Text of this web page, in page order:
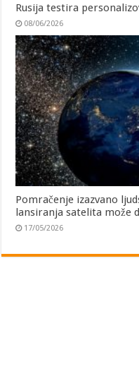
Rusija testira
08/06/2026
Pomračenje izazvano
lansiranja satelita može
17/05/2026